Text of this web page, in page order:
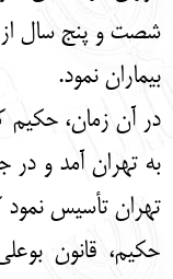
شصت و پنج سال
بیماران نمود.
در آن زمان، حکیم
به تهران آمد و در
تهران تأسیس
حکیم، قانون